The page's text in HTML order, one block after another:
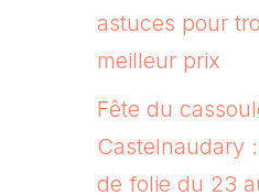
astuces pour
meilleur prix
Fête du
Castelnaudary
de folie du 23